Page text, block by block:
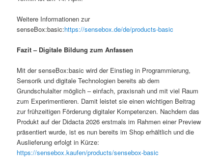
Weitere Informationen zur
senseBox:basic:https://sensebox.de/de/products-basic
Fazit – Digitale Bildung zum Anfassen
Mit der senseBox:basic wird der Einstieg in Programmierung,
Sensorik und digitale Technologien bereits ab dem
Grundschulalter möglich – einfach, praxisnah und mit viel Raum
zum Experimentieren. Damit leistet sie einen wichtigen Beitrag
zur frühzeitigen Förderung digitaler Kompetenzen. Nachdem das
Produkt auf der Didacta 2026 erstmals im Rahmen einer Preview
präsentiert wurde, ist es nun bereits im Shop erhältlich und die
Auslieferung erfolgt in Kürze:
https://sensebox.kaufen/products/sensebox-basic